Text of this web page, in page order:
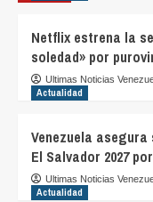
Netflix estrena la
soledad» por
Ultimas Noticias
Actualidad
Venezuela asegura
El Salvador 2027
Ultimas Noticias
Actualidad